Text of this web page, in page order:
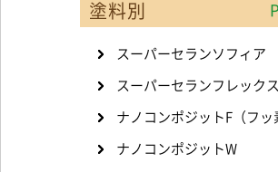
塗料別
スーパーセランソフィア
スーパーセランフレックス
ナノコンポジットF（フッ
ナノコンポジットW